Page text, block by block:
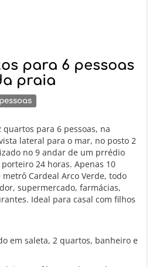
para 6 pessoas
praia
para 6 pessoas, na
lateral para o mar, no posto 2
no 9 andar de um prrédio
24 horas. Apenas 10
Cardeal Arco Verde, todo
supermercado, farmácias,
Ideal para casal com filhos
em saleta, 2 quartos, banheiro e